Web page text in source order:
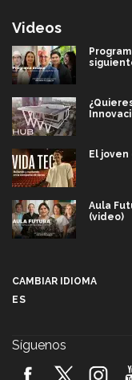
Videos
El
Aula
(video)
2026!
CAMBIAR IDIOMA
ES
Síguenos